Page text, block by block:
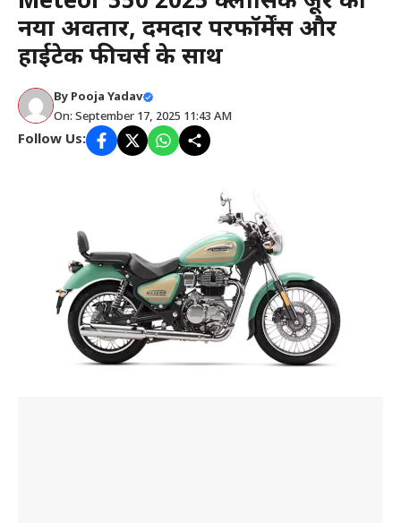
नया अवतार, दमदार परफॉर्मेंस और
हाईटेक फीचर्स के साथ
By Pooja Yadav
On: September 17, 2025 11:43 AM
Follow Us: